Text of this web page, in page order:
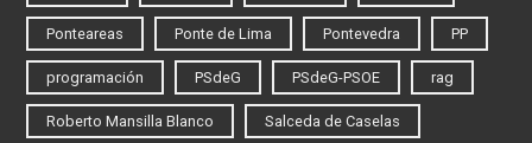
Ponteareas Ponte de Lima Pontevedra PP
programación PSdeG PSdeG-PSOE rag
Roberto Mansilla Blanco Salceda de Caselas